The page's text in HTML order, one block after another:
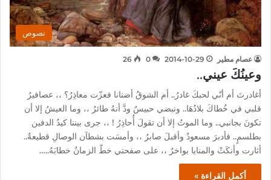
نصوص
عصام مطير 2014-10-29
0
26
وعينُكَ عيني..
أغادرتَ أم أنّي لحبكَ غادرُ.. أم الشوقُ أضنانا فعزّت معاذِرُ؟ ،، عصافيرُ
قلبي في خُطاكَ بلادُهَا.. ونبضي حبيسٌ ودَّ أنهُ طائرُ ،، وما العيشُ إلا أن
تكونَ بجانبي.. وما الموتُ إلا أن تقولَ أُحاذِرُ ! ،، جرى بيننا كيدُ الدفين
بطلسمٍ.. فأدبرَ مسعودٌ وأقبلَ صابرُ ،، وأمسَت بشطآن الوصالِ قطيعةٌ..
أثارت وأنكَتْ والمنايا بواخرُ ،، على صفحتي خطّ الزمانُ خطابَهُ..…
أكمل القراءة »